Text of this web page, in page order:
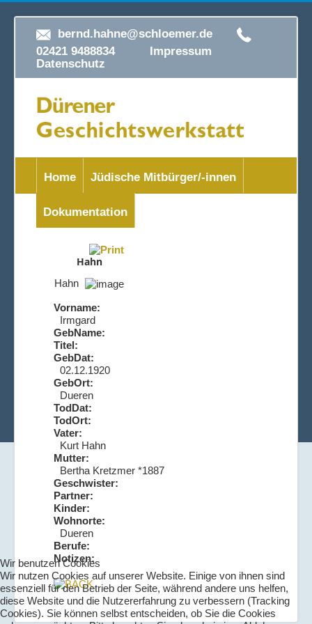
bernd.hahne@schloemer.de
02421 9488834 Impressum
Datenschutz
Home Jüdische Mitbürger/-innen
Dokumentation
Hahn
Hahn
Vorname:
Irmgard
GebName:
Titel:
GebDat:
02.12.1920
GebOrt:
Dueren
TodDat:
TodOrt:
Vater:
Kurt Hahn
Mutter:
Bertha Kretzmer *1887
Geschwister:
Partner:
Kinder:
Wohnorte:
Dueren
Berufe:
Notizen:
Wir benutzen Cookies
Wir nutzen Cookies auf unserer Website. Einige von ihnen sind
essenziell für den Betrieb der Seite, während andere uns helfen,
diese Website und die Nutzererfahrung zu verbessern (Tracking
Cookies). Sie können selbst entscheiden, ob Sie die Cookies